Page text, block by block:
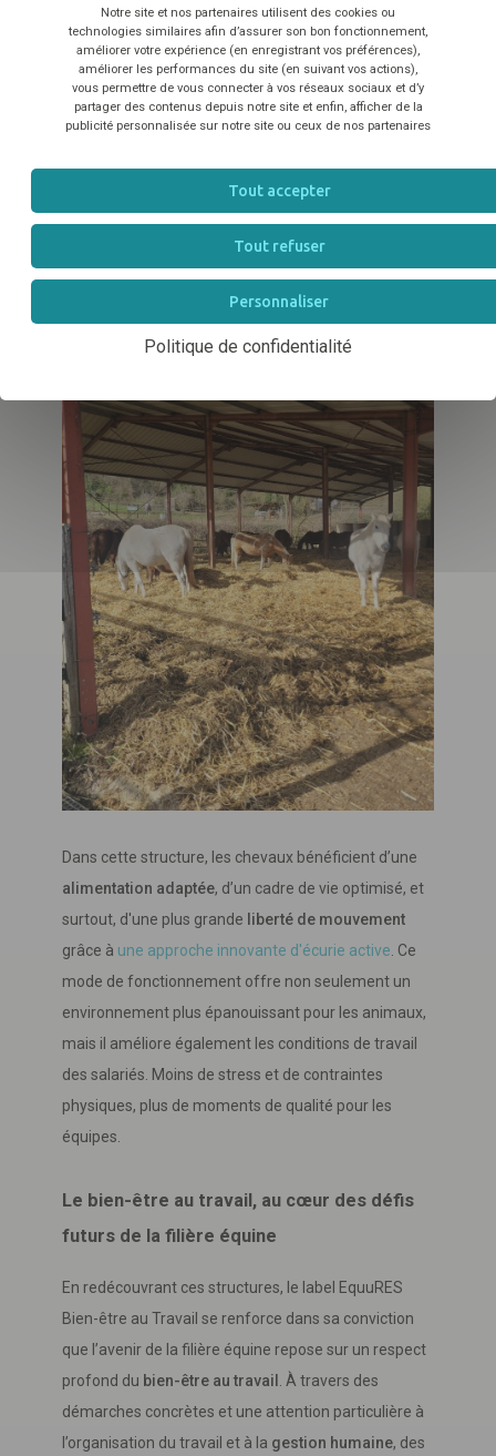
respectueuses du bien-être des chevaux et de leurs
équipes. Cette évolution se traduit par un mode de
fonctionnement innovant, qui allie bien-être animal
etbien-être au travail.
l’écurie permet de réduire les tâches physiques
répétitives tout en optimisant l’organisation
Dans cette structure, les chevaux bénéficient d’une
alimentation adaptée, d’un cadre de vie optimisé, et
surtout, d'une plus grande liberté de mouvement
grâce à une approche innovante d'écurie active . Ce
mode de fonctionnement offre non seulement un
environnement plus épanouissant pour les animaux,
mais il améliore également les conditions de travail
des salariés. Moins de stress et de contraintes
physiques, plus de moments de qualité pour les
équipes.
Le bien-être au travail, au cœur des défis
futurs de la filière équine
En redécouvrant ces structures, le label EquuRES
Bien-être au Travail se renforce dans sa conviction
que l’avenir de la filière équine repose sur un respect
profond du bien-être au travail
. À travers des
démarches concrètes et une attention particulière à
l’organisation du travail et à la gestion humaine, des
TÉLÉCHARGER
Notre site et nos partenaires utilisent des cookies ou
technologies similaires afin d’assurer son bon fonctionnement,
améliorer votre expérience (en enregistrant vos préférences),
améliorer les performances du site (en suivant vos actions),
vous permettre de vous connecter à vos réseaux sociaux et d’y
partager des contenus depuis notre site et enfin, afficher de la
publicité personnalisée sur notre site ou ceux de nos partenaires
Tout accepter
Tout refuser
Personnaliser
Politique de confidentialité